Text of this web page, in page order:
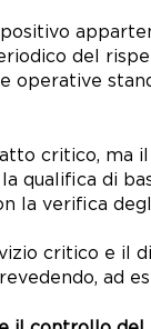
del
operative
critico, ma
qualifica di
la verifica
critico e il
ad